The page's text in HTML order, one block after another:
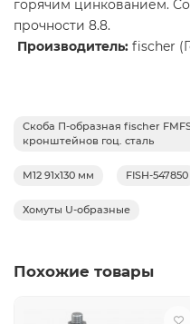
горячим цинкованием.
прочности 8.8.
Производитель: fischer
Скоба П-образная fischer
кронштейнов гоц. сталь
M12 91x130 мм FISH-547850
Хомуты U-образные
Похожие товары